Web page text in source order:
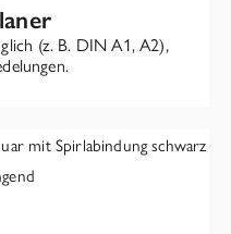
(z. B. DIN A1, A2),